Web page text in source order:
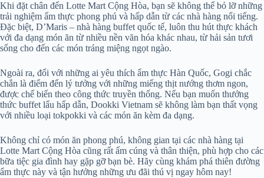
Khi đặt chân đến Lotte Mart Cộng Hòa, bạn sẽ không thể bỏ lỡ những
trải nghiệm ẩm thực phong phú và hấp dẫn từ các nhà hàng nổi tiếng.
Đặc biệt, D’Maris – nhà hàng buffet quốc tế, luôn thu hút thực khách
với đa dạng món ăn từ nhiều nền văn hóa khác nhau, từ hải sản tươi
sống cho đến các món tráng miệng ngọt ngào.
Ngoài ra, đối với những ai yêu thích ẩm thực Hàn Quốc, Gogi chắc
chắn là điểm đến lý tưởng với những miếng thịt nướng thơm ngon,
được chế biến theo công thức truyền thống. Nếu bạn muốn thưởng
thức buffet lẩu hấp dẫn, Dookki Vietnam sẽ không làm bạn thất vọng
với nhiều loại tokpokki và các món ăn kèm đa dạng.
Không chỉ có món ăn phong phú, không gian tại các nhà hàng tại
Lotte Mart Cộng Hòa cũng rất ấm cúng và thân thiện, phù hợp cho các
bữa tiệc gia đình hay gặp gỡ bạn bè. Hãy cùng khám phá thiên đường
ẩm thực này và tận hưởng những ưu đãi thú vị ngay hôm nay!